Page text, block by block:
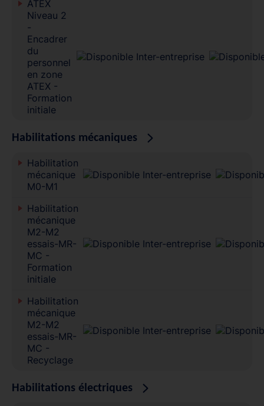
ATEX
Niveau 2
-
Encadrer
du
personnel
en zone
ATEX -
Formation
initiale
Habilitations mécaniques
Habilitation
mécanique
M0-M1
Habilitation
mécanique
M2-M2
essais-MR-
MC -
Formation
initiale
Habilitation
mécanique
M2-M2
essais-MR-
MC -
Recyclage
Habilitations électriques